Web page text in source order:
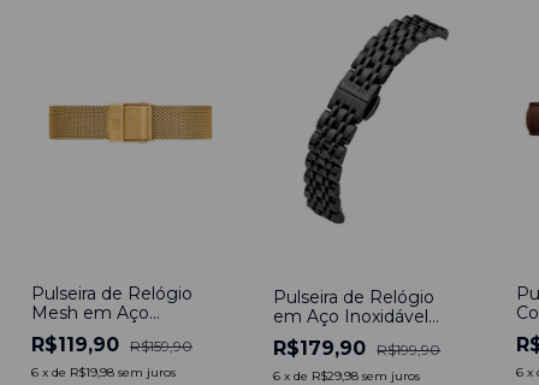
Pulseira de Relógio
Mesh em Aço
Inoxidável Dourado
16mm
R$119,90 R$159,90
6 x de R$19,98 sem juros
Pulseira de Relógio
em Aço Inoxidável
Preto 16mm Com
Engate rápido
R$179,90 R$199,90
6 xde R$29,98 sem juros 6 x